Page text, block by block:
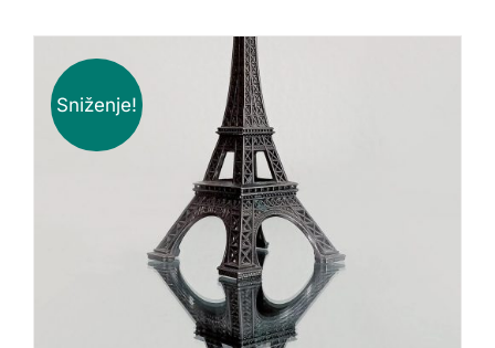
Sniženje!